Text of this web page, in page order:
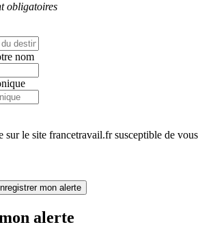
obligatoires
nom
sur le site francetravail.fr susceptible de vous
mon alerte
alerte